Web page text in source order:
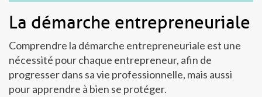
La démarche entrepreneuriale
Comprendre la démarche entrepreneuriale est une
nécessité pour chaque entrepreneur, afin de
progresser dans sa vie professionnelle, mais aussi
pour apprendre à bien se protéger.